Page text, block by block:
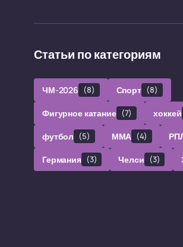
Статьи по категориям
ЧМ-2026 (8) Спорт (8)
Фигурное катание (7) хоккей
футбол (5) ММА (4)
Германия (3) Челси (3)